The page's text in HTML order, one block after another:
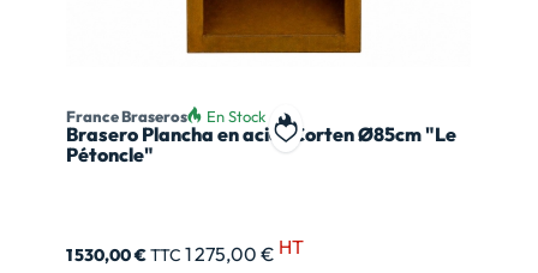
Ajouter à ma liste de souhait
France Braseros En Stock
Brasero Plancha en acier Corten Ø85cm "Le
Pétoncle"
1 530,00 €TTC 1 275,00 € HT